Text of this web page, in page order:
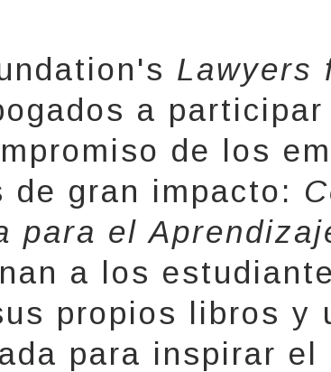
Lawyers
a
de los
de gran impacto:
para el
a los
propios libros y
para inspirar el